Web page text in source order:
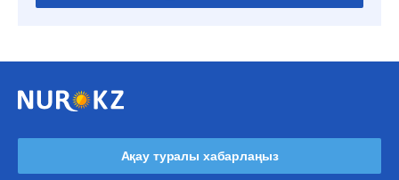
Ақау туралы хабарлаңыз